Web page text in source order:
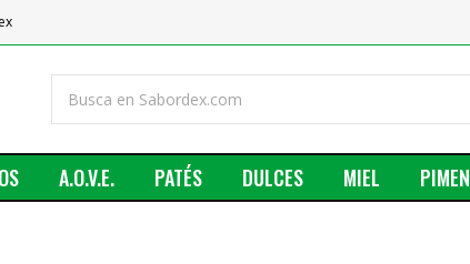
A.O.V.E. PATÉS DULCES MIEL